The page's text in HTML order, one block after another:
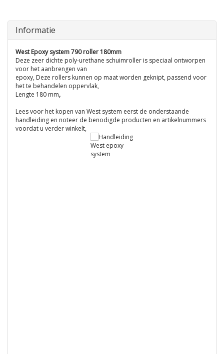
Informatie
West Epoxy system 790 roller 180mm
Deze zeer dichte poly-urethane schuimroller is speciaal ontworpen
voor het aanbrengen van
epoxy, Deze rollers kunnen op maat worden geknipt, passend voor
het te behandelen oppervlak,
Lengte 180 mm,
Lees voor het kopen van West system eerst de onderstaande
handleiding en noteer de benodigde producten en artikelnummers
voordat u verder winkelt,